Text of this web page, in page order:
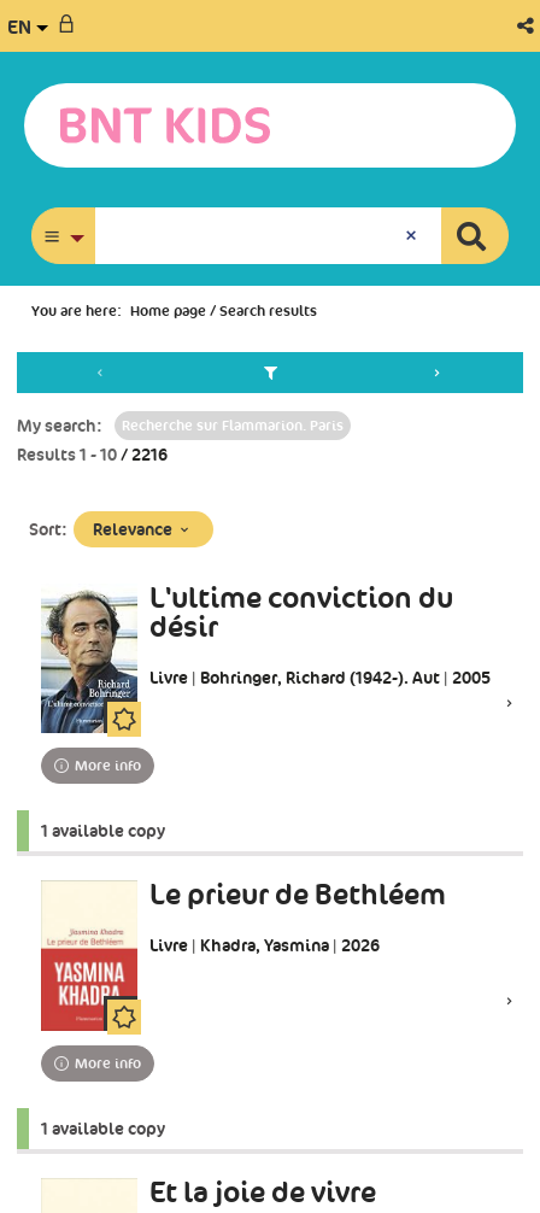
EN
You are here: Home page/Search results
My search: Recherche sur Flammarion. Paris
Results1 -10/ 2216
Sort: (Immediate
update)
Relevance
L'ultime conviction du
désir
Livre | Bohringer, Richard (1942-). Aut | 2005
More info
1 available copy
Le prieur de Bethléem
Livre | Khadra, Yasmina | 2026
More info
1 available copy
Et la joie de vivre